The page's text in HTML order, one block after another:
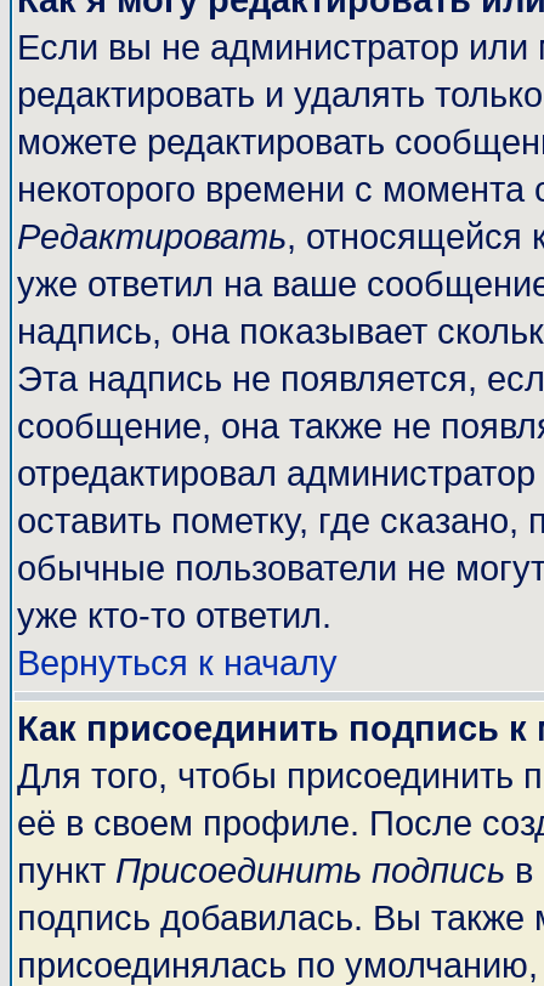
Если вы не администратор
редактировать и удалять
можете редактировать
некоторого времени с
Редактировать, относящейся
уже ответил на ваше
надпись, она показывает
Эта надпись не появляется,
сообщение, она также не
отредактировал
оставить пометку, где
обычные пользователи не
уже кто-то ответил.
Вернуться к началу
Как присоединить подпись
Для того, чтобы присоединить
её в своем профиле. После
пункт Присоединить подпись
подпись добавилась. Вы также
присоединялась по